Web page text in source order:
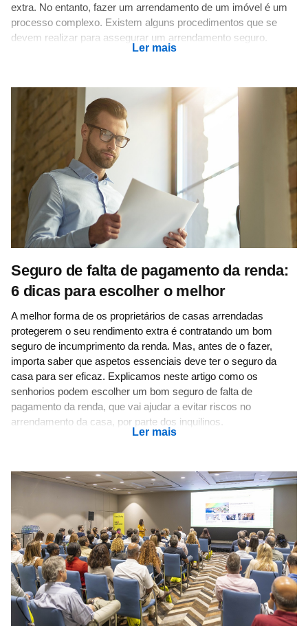
extra. No entanto, fazer um arrendamento de um imóvel é um
processo complexo. Existem alguns procedimentos que se
devem realizar para assegurar um arrendamento seguro.
Ler mais
Seguro de falta de pagamento da renda:
6 dicas para escolher o melhor
A melhor forma de os proprietários de casas arrendadas
protegerem o seu rendimento extra é contratando um bom
seguro de incumprimento da renda. Mas, antes de o fazer,
importa saber que aspetos essenciais deve ter o seguro da
casa para ser eficaz. Explicamos neste artigo como os
senhorios podem escolher um bom seguro de falta de
pagamento da renda, que vai ajudar a evitar riscos no
arrendamento da casa, por parte dos inquilinos.
Ler mais